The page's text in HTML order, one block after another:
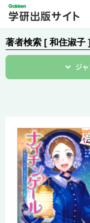
著者検索 [ 和住淑子 ]